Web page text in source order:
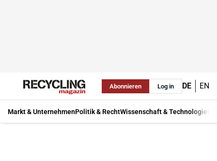
Abonnieren Log in DE EN
Markt & UnternehmenPolitik & RechtWissenschaft & Technologie